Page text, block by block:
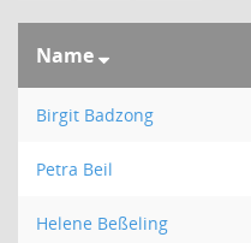
Name
Birgit Badzong
Petra Beil
Helene Beßeling